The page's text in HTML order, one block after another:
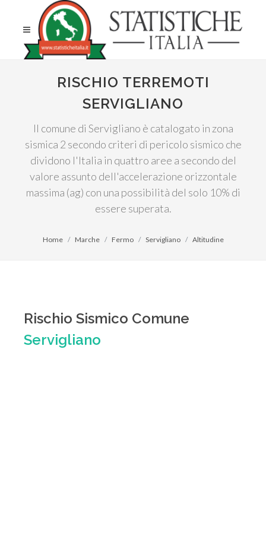
RISCHIO TERREMOTI
SERVIGLIANO
Il comune di Servigliano è catalogato in zona
sismica 2 secondo criteri di pericolo sismico che
dividono l'Italia in quattro aree a secondo del
valore assunto dell'accelerazione orizzontale
massima (ag) con una possibilità del solo 10% di
essere superata.
Home Marche Fermo Servigliano Altitudine
Rischio Sismico Comune
Servigliano